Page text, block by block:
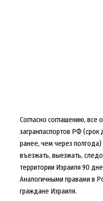
Согласно соглашению, все
загранпаспортов РФ (срок
ранее, чем через полгода)
въезжать, выезжать,
территории Израиля 90
Аналогичными правами в
граждане Израиля.